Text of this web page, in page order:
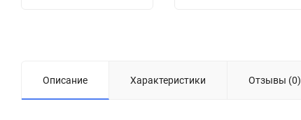
Описание Характеристики Отзывы (0)